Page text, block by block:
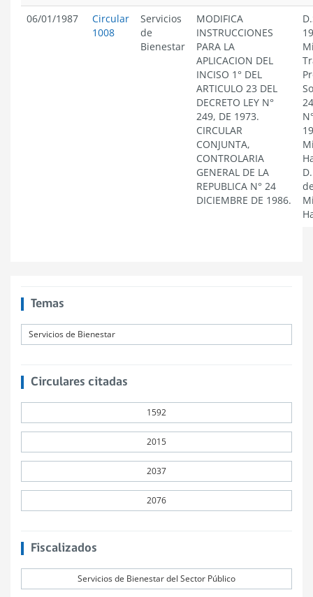
06/01/1987
Circular
1008
Servicios
de
Bienestar
MODIFICA
INSTRUCCIONES
PARA LA
APLICACION DEL
INCISO 1° DEL
ARTICULO 23 DEL
DECRETO LEY N°
249, DE 1973.
CIRCULAR
CONJUNTA,
CONTROLARIA
GENERAL DE LA
REPUBLICA N° 24
DICIEMBRE DE 1986.
Temas
Servicios de Bienestar
Circulares citadas
1592
2015
2037
2076
Fiscalizados
Servicios de Bienestar del Sector Público